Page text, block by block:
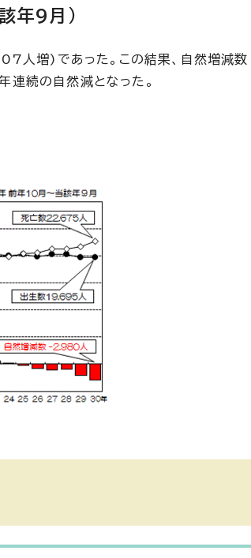
年9月)
増)であった。この結果、自然増減数
続の自然減となった。